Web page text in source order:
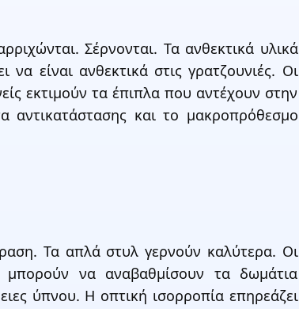
Σέρνονται. Τα ανθεκτικά υλικά
είναι ανθεκτικά στις γρατζουνιές. Οι
εκτιμούν τα έπιπλα που αντέχουν στην
αντικατάστασης και το μακροπρόθεσμο
Τα απλά στυλ γερνούν καλύτερα. Οι
μπορούν να αναβαθμίσουν τα δωμάτια
ύπνου. Η οπτική ισορροπία επηρεάζει